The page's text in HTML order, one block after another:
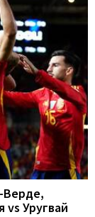
Верде,
vs Уругвай